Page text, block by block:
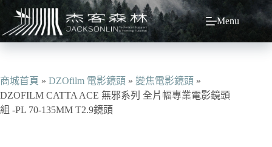
主
容
Menu
商城首頁 » DZOfilm 電影鏡頭 » 變焦電影鏡頭 »
DZOFILM CATTA ACE 無邪系列 全片幅專業電影鏡頭
組 -PL 70-135MM T2.9鏡頭